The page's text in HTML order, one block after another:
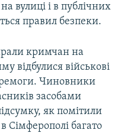
вулиці і в публічних
правил безпеки.
кримчан на
відбулися військові
Чиновники
засобами
як помітили
Сімферополі багато